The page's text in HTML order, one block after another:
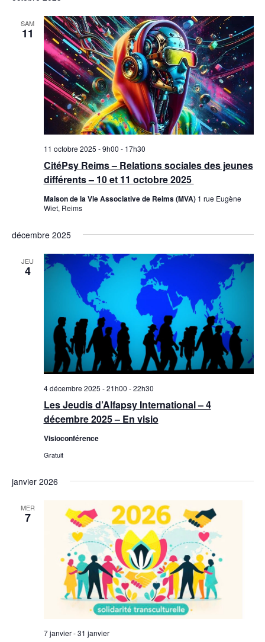
SAM
11
CitéPsy Reims – Relations sociales des jeunes
différents – 10 et 11 octobre 2025
11 octobre 2025 - 9h00 - 17h30
Maison de la Vie Associative de Reims (MVA) 1 rue Eugène
Wiet, Reims
décembre 2025
JEU
4
Les Jeudis d’Alfapsy International – 4
décembre 2025 – En visio
4 décembre 2025 - 21h00 -22h30
Visioconférence
Gratuit
janvier 2026
MER
7
7 janvier-31 janvier